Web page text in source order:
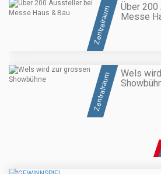
Zentralraum
Über
Messe
Zentralraum
Wels